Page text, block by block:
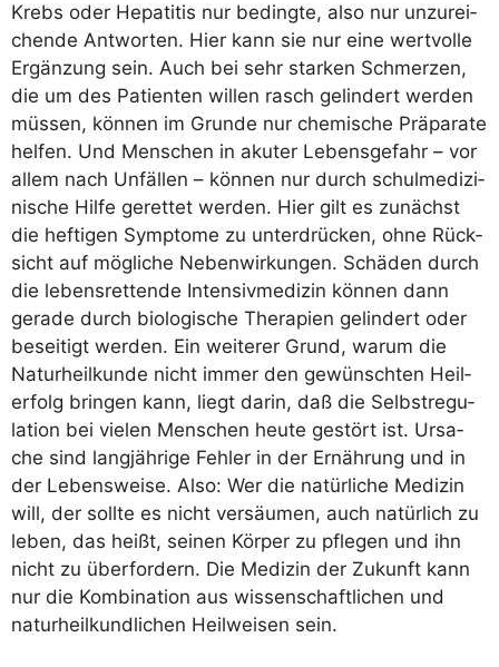
Krebs oder Hepa­ti­tis nur beding­te, also nur unzu­rei­
chen­de Ant­wor­ten. Hier kann sie nur eine wert­vol­le
Ergän­zung sein. Auch bei sehr star­ken Schmer­zen,
die um des Pati­en­ten wil­len rasch gelin­dert wer­den
müs­sen, kön­nen im Grun­de nur che­mi­sche Prä­pa­ra­te
hel­fen. Und Men­schen in aku­ter Lebens­ge­fahr – vor
allem nach Unfäl­len – kön­nen nur durch schul­me­di­zi­
ni­sche Hil­fe geret­tet wer­den. Hier gilt es zunächst
die hef­ti­gen Sym­pto­me zu unter­drü­cken, ohne Rück­
sicht auf mög­li­che Neben­wir­kun­gen. Schä­den durch
die lebens­ret­ten­de Inten­siv­me­di­zin kön­nen dann
gera­de durch bio­lo­gi­sche The­ra­pien gelin­dert oder
besei­tigt wer­den. Ein wei­te­rer Grund, war­um die
Natur­heil­kun­de nicht immer den gewünsch­ten Heil­
erfolg brin­gen kann, liegt dar­in, daß die Selbst­re­gu­
la­ti­on bei vie­len Men­schen heu­te gestört ist. Ursa­
che sind lang­jäh­ri­ge Feh­ler in der Ernäh­rung und in
der Lebens­wei­se. Also: Wer die natür­li­che Medi­zin
will, der soll­te es nicht ver­säu­men, auch natür­lich zu
leben, das heißt, sei­nen Kör­per zu pfle­gen und ihn
nicht zu über­for­dern. Die Medi­zin der Zukunft kann
nur die Kom­bi­na­ti­on aus wis­sen­schaft­li­chen und
natur­heil­kund­li­chen Heil­wei­sen sein.